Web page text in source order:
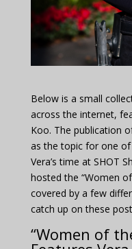
Below is a small
across the internet,
Koo. The publication
as the topic for one
Vera’s time at SHOT
hosted the “Women
covered by a few
catch up on these
“Women of